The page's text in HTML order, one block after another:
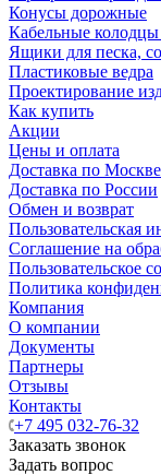
Конусы дорожные
Кабельные колодцы
Ящики для песка,
Пластиковые ведра
Проектирование
Как купить
Акции
Цены и оплата
Доставка по
Доставка по России
Обмен и возврат
Пользовательская
Соглашение на
Пользовательское
Политика
Компания
О компании
Документы
Партнеры
Отзывы
Контакты
+7 495 032-76-32
Заказать звонок
Задать вопрос